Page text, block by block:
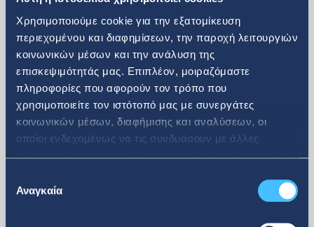
Χρησιμοποιούμε cookie για την εξατομίκευση
περιεχομένου και διαφημίσεων, την παροχή λειτουργιών
κοινωνικών μέσων και την ανάλυση της
επισκεψιμότητάς μας. Επιπλέον, μοιραζόμαστε
πληροφορίες που αφορούν τον τρόπο που
χρησιμοποιείτε τον ιστότοπό μας με συνεργάτες
κοινωνικών μέσων, διαφήμισης και αναλύσεων, οι
οποίοι ενδεχομένως να τις συνδυάσουν με άλλες
πληροφορίες που τους έχετε παραχωρήσει ή τις οποίες
των υπηρεσιών τους.
συγκατάθεσης
Αναγκαία
Δείτε περισσότερα
Επενδυτικά Νέα
08. 07. 2026
Ανακοίνωση αγοράς ιδίων